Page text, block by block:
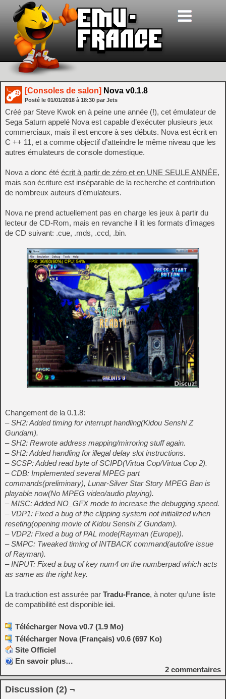
[Consoles de salon] Nova v0.1.8
Posté le 01/01/2018 à 18:30 par Jets
Créé par Steve Kwok en à peine une année (!), cet émulateur de
Sega Saturn appelé Nova est capable d’exécuter plusieurs jeux
commerciaux, mais il est encore à ses débuts. Nova est écrit en
C ++ 11, et a comme objectif d’atteindre le même niveau que les
autres émulateurs de console domestique.
Nova a donc été écrit à partir de zéro et en UNE SEULE ANNÉE,
mais son écriture est inséparable de la recherche et contribution
de nombreux auteurs d’émulateurs.
Nova ne prend actuellement pas en charge les jeux à partir du
lecteur de CD-Rom, mais en revanche il lit les formats d’images
de CD suivant: .cue, .mds, .ccd, .bin.
Changement de la 0.1.8:
– SH2: Added timing for interrupt handling(Kidou Senshi Z
Gundam).
– SH2: Rewrote address mapping/mirroring stuff again.
– SH2: Added handling for illegal delay slot instructions.
– SCSP: Added read byte of SCIPD(Virtua Cop/Virtua Cop 2).
– CDB: Implemented several MPEG part
commands(preliminary), Lunar-Silver Star Story MPEG Ban is
playable now(No MPEG video/audio playing).
– MISC: Added NO_GFX mode to increase the debugging speed.
– VDP1: Fixed a bug of the clipping system not initialized when
reseting(opening movie of Kidou Senshi Z Gundam).
– VDP2: Fixed a bug of PAL mode(Rayman (Europe)).
– SMPC: Tweaked timing of INTBACK command(autofire issue
of Rayman).
– INPUT: Fixed a bug of key num4 on the numberpad which acts
as same as the right key.
La traduction est assurée par Tradu-France, à noter qu’une liste
de compatibilité est disponible ici.
Télécharger Nova v0.7 (1.9 Mo)
Télécharger Nova (Français) v0.6 (697 Ko)
Site Officiel
En savoir plus…
2 commentaires
Discussion (2) ¬